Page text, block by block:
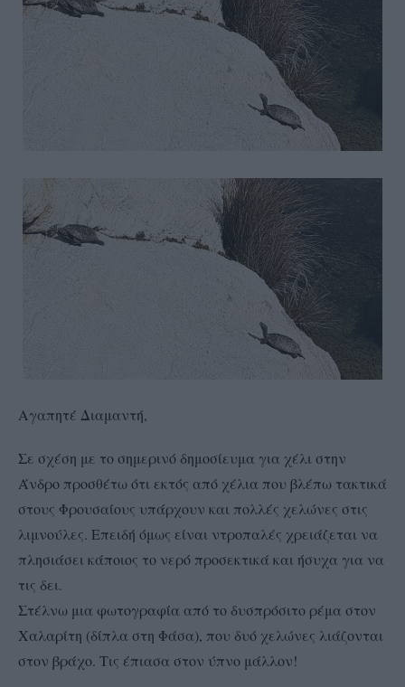
Αγαπητέ Διαμαντή,
Σε σχέση με το σημερινό δημοσίευμα για χέλι στην
Άνδρο προσθέτω ότι εκτός από χέλια που βλέπω τακτικά
στους Φρουσαίους υπάρχουν και πολλές χελώνες στις
λιμνούλες. Επειδή όμως είναι ντροπαλές χρειάζεται να
πλησιάσει κάποιος το νερό προσεκτικά και ήσυχα για να
τις δει.
Στέλνω μια φωτογραφία από το δυσπρόσιτο ρέμα στον
Χαλαρίτη (δίπλα στη Φάσα), που δυό χελώνες λιάζονται
στον βράχο. Τις έπιασα στον ύπνο μάλλον!